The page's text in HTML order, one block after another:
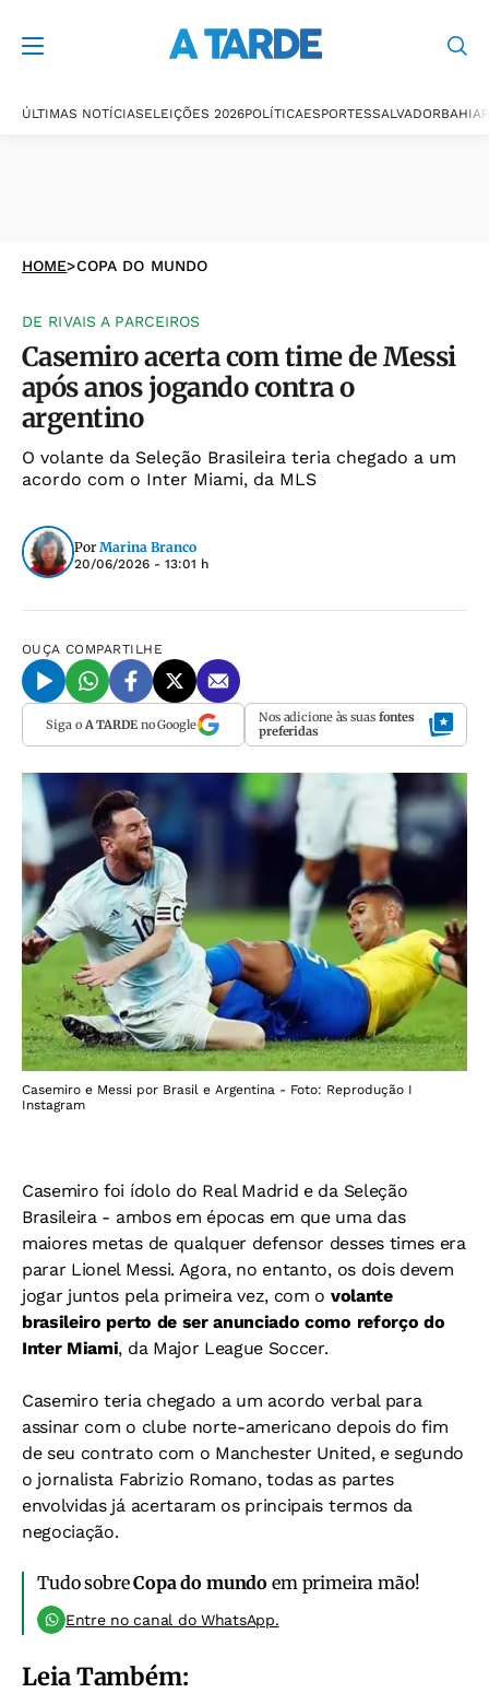
ÚLTIMAS NOTÍCIASELEIÇÕES 2026POLÍTICAESPORTESSALVADORBAHIA
HOME>COPA DO MUNDO
DE RIVAIS A PARCEIROS
Casemiro acerta com time de Messi
após anos jogando contra o
argentino
O volante da Seleção Brasileira teria chegado a um
acordo com o Inter Miami, da MLS
Por Marina Branco
20/06/2026 - 13:01 h
OUÇA COMPARTILHE
Siga o A TARDEno Google Nos adicione às suas fontes
preferidas
Casemiro e Messi por Brasil e Argentina - Foto: Reprodução I
Instagram
Casemiro foi ídolo do Real Madrid e da Seleção
Brasileira - ambos em épocas em que uma das
maiores metas de qualquer defensor desses times era
parar Lionel Messi. Agora, no entanto, os dois devem
jogar juntos pela primeira vez, com o volante
brasileiro perto de ser anunciado como reforço do
Inter Miami, da Major League Soccer.
Casemiro teria chegado a um acordo verbal para
assinar com o clube norte-americano depois do fim
de seu contrato com o Manchester United, e segundo
o jornalista Fabrizio Romano, todas as partes
envolvidas já acertaram os principais termos da
negociação.
Tudo sobreCopa do mundo em primeira mão!
Entre no canal do WhatsApp.
Leia Também: